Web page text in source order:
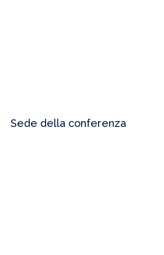
Sede della conferenza